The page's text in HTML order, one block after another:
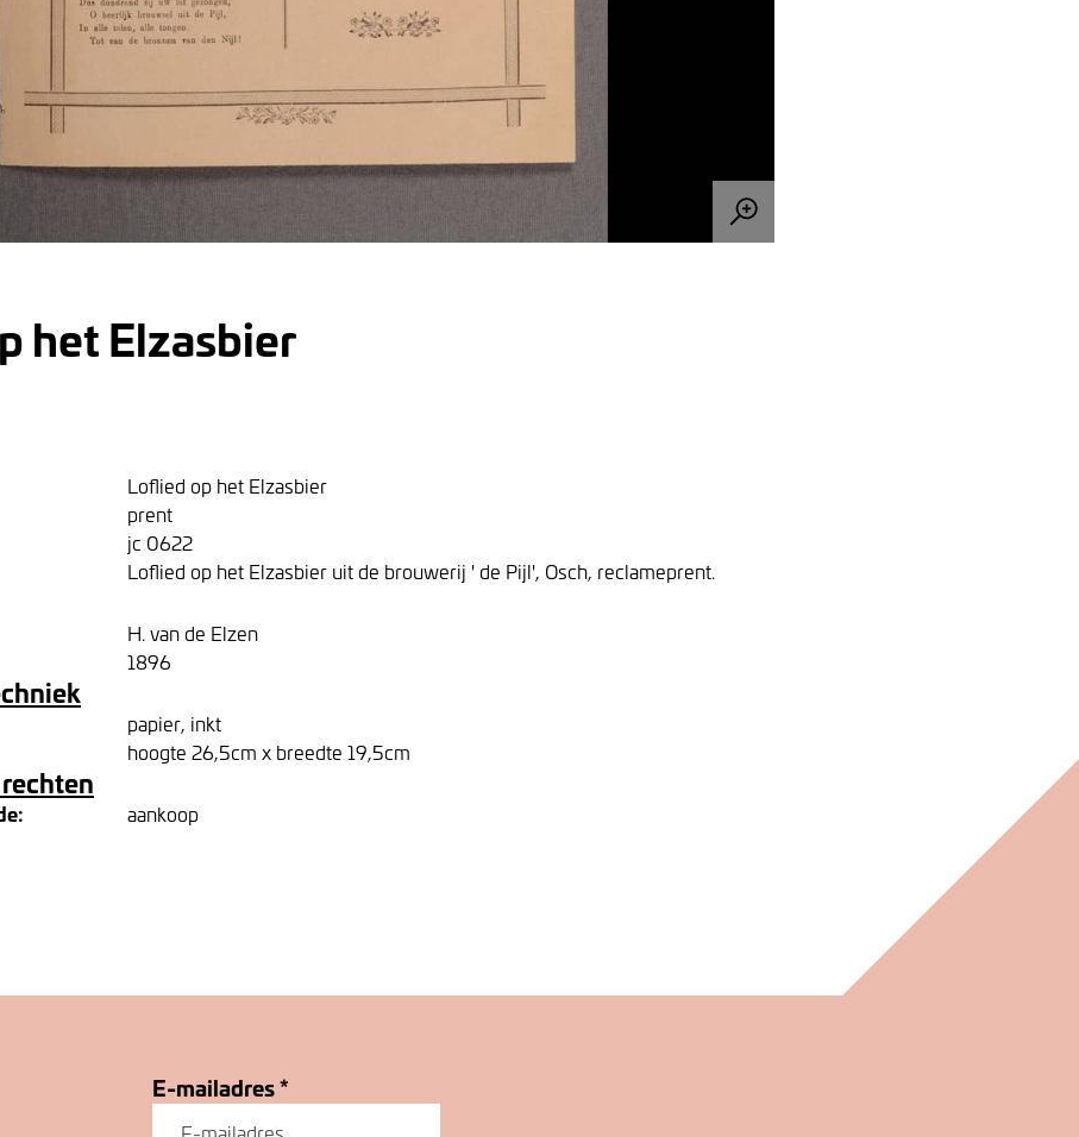
het Elzasbier
Loflied op het Elzasbier
prent
jc 0622
Loflied op het Elzasbier uit de brouwerij ' de Pijl', Osch, reclameprent.
H. van de Elzen
1896
papier, inkt
hoogte 26,5cm x breedte 19,5cm
aankoop
E-mailadres*